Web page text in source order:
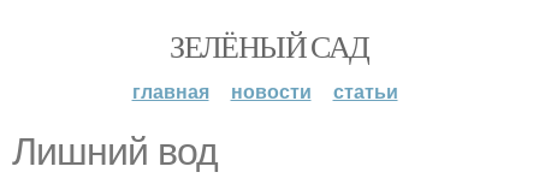
ЗЕЛЁНЫЙ САД
главная новости статьи
Лишний вод